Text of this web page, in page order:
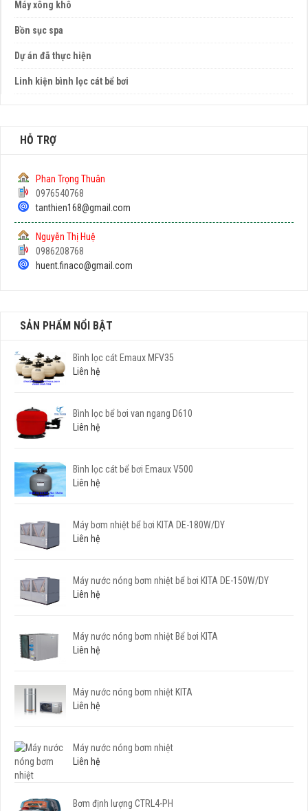
Máy xông khô
Bồn sục spa
Dự án đã thực hiện
Linh kiện bình lọc cát bể bơi
HỖ TRỢ
Phan Trọng Thuân
0976540768
tanthien168@gmail.com
Nguyễn Thị Huệ
0986208768
huent.finaco@gmail.com
SẢN PHẨM NỔI BẬT
Bình lọc cát Emaux MFV35
Liên hệ
Bình lọc bể bơi van ngang D610
Liên hệ
Bình lọc cát bể bơi Emaux V500
Liên hệ
Máy bơm nhiệt bể bơi KITA DE-180W/DY
Liên hệ
Máy nước nóng bơm nhiệt bể bơi KITA DE-150W/DY
Liên hệ
Máy nước nóng bơm nhiệt Bể bơi KITA
Liên hệ
Máy nước nóng bơm nhiệt KITA
Liên hệ
Máy nước nóng bơm nhiệt
Liên hệ
Bơm định lượng CTRL4-PH